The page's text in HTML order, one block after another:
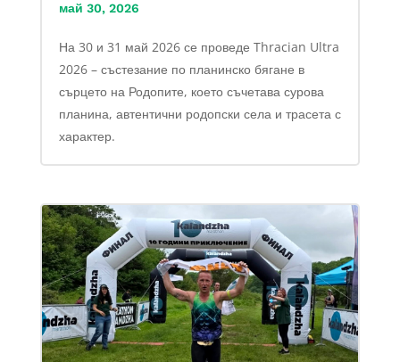
май 30, 2026
На 30 и 31 май 2026 се проведе Thracian Ultra
2026 – състезание по планинско бягане в
сърцето на Родопите, което съчетава сурова
планина, автентични родопски села и трасета с
характер.